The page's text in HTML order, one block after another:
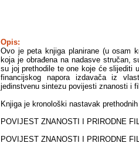
Opis:
Ovo je peta knjiga planirane (u osam
koja je obrađena na nadasve stručan,
su joj prethodile te one koje će slijediti
financijskog napora izdavača iz
jedinstvenu sintezu povijesti znanosti i
Knjiga je kronološki nastavak
POVIJEST ZNANOSTI I PRIRODNE
POVIJEST ZNANOSTI I PRIRODNE